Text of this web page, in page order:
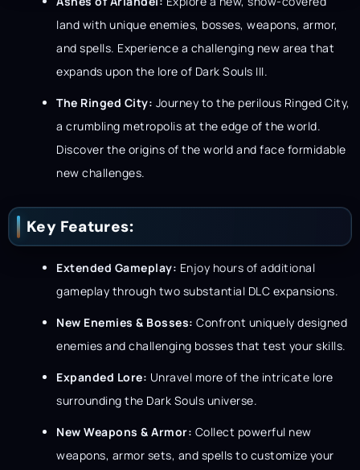
land with unique enemies, bosses, weapons, armor,
and spells. Experience a challenging new area that
expands upon the lore of Dark Souls III.
The Ringed City: Journey to the perilous Ringed City,
a crumbling metropolis at the edge of the world.
Discover the origins of the world and face formidable
new challenges.
Key Features:
Extended Gameplay: Enjoy hours of additional
gameplay through two substantial DLC expansions.
New Enemies & Bosses: Confront uniquely designed
enemies and challenging bosses that test your skills.
Expanded Lore: Unravel more of the intricate lore
surrounding the Dark Souls universe.
New Weapons & Armor: Collect powerful new
weapons, armor sets, and spells to customize your